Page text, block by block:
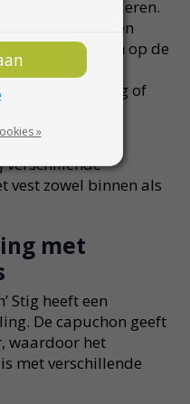
waarderen.
zorgt voor een
aangenaam aan op de
om thuis te
een wandeling of
blijft het
vest zowel binnen als
met
Stig heeft een
De capuchon geeft
waardoor het
met verschillende
»